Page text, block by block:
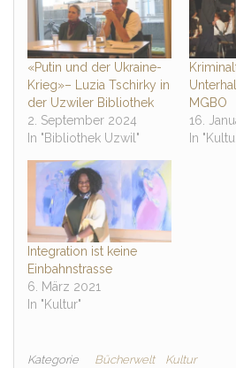
«Putin und der Ukraine-
Krieg»– Luzia Tschirky in
der Uzwiler Bibliothek
2. September 2024
In "Bibliothek Uzwil"
MGBO
16.
In
Integration ist keine
Einbahnstrasse
6. März 2021
In "Kultur"
Kategorie Bücherwelt Kultur